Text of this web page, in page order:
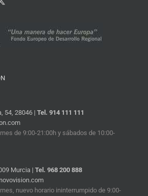
54, 28046 | Tel. 914 111 111
de 9:00-21:00h y sábados de 10:00-
Murcia | Tel. 968 200 888
nuevo horario ininterrumpido de 9:00-